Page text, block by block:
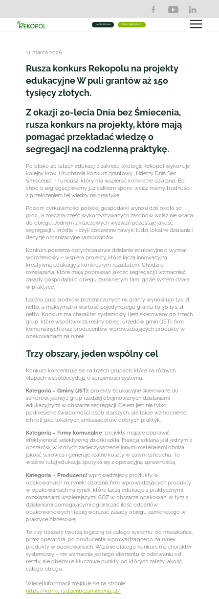
NAPISZ DO NAS STREFA WSPÓŁPRACY
11 marca 2026
Rusza konkurs Rekopolu na projekty
edukacyjne W puli grantów aż 150
tysięcy złotych.
Z okazji 20-lecia Dnia bez Śmiecenia,
rusza konkurs na projekty, które mają
pomagać przekładać wiedzę o
segregacji na codzienną praktykę.
Po blisko 20 latach edukacji z zakresu ekologii, Rekopol wykonuje
kolejny krok. Uruchamia konkurs grantowy „Liderzy Dnia Bez
Śmiecenia” – fundusz, który ma wspierać konkretne działania. Bo
choć o segregacji wiemy już całkiem sporo, wciąż mamy trudności
z przełożeniem tej wiedzy na praktykę.
Poziom cyrkularności polskiej gospodarki wynosi dziś około 10
proc., a znaczna część wykorzystywanych zasobów wciąż nie wraca
do obiegu. Jednym z kluczowych wyzwań pozostaje jakość
segregacji u źródła – czyli codzienne nawyki ludzi, lokalne działania i
decyzje organizacyjne samorządów.
Konkurs poszerza dotychczasowe działania edukacyjne o wymiar
wdrożeniowy – wspiera projekty, które łączą innowacyjną,
kreatywną edukację z konkretnym rezultatem. Chodzi o
rozwiązania, które mają poprawiać jakość segregacji i wzmacniać
zasady gospodarki o obiegu zamkniętym tam, gdzie system działa
w praktyce.
Łączna pula środków przeznaczonych na granty wynosi 150 tys. zł
netto, a maksymalna wartość pojedynczego grantu to 30 tys. zł
netto. Konkurs ma charakter systemowy i jest skierowany do trzech
grup, które współtworzą realny obieg: urzędów gmin (JST), firm
komunalnych oraz producentów wprowadzających produkty w
opakowaniach na rynek.
Trzy obszary, jeden wspólny cel
Konkurs koncentruje się na trzech grupach, które na różnych
etapach współdecydują o sprawności systemu.
Kategoria – Gminy (JST): projekty edukacyjne skierowane do
seniorów, jednej z grup rzadziej obejmowanych działaniami
edukacyjnymi w obszarze segregacji. Celem jest nie tylko
podniesienie świadomości osób starszych, ale także wzmocnienie
ich roli jako lokalnych ambasadorów dobrych praktyk.
Kategoria – Firmy komunalne: projekty mające poprawić
efektywność selektywnej zbiórki szkła. Frakcja szklana jest jednym z
obszarów, w których zanieczyszczenie innymi materiałami obniża
jakość surowca i generuje realne koszty w całym łańcuchu. To
właśnie tutaj edukacja spotyka się z operacyjną sprawnością.
Kategoria – Producenci wprowadzający produkty w
opakowaniach na rynek: działania firm wprowadzających produkty
w opakowaniach na rynek, które łączą edukację z praktycznymi
rozwiązaniami wspierającymi GOZ w obszarze opakowań, w tym z
działaniami pomagającymi ograniczać ilość odpadów
opakowaniowych i lepiej wdrażać zasady obiegu zamkniętego w
praktyce biznesowej.
Te trzy obszary tworzą logiczną oś całego systemu: od mieszkańca,
przez operatora, po producenta wprowadzającego na rynek
produkty w opakowaniach. Właśnie dlatego konkurs ma charakter
systemowy – nie wzmacnia jednego elementu w oderwaniu od
reszty, ale obejmuje kluczowe punkty, od których zależy jakość
całego obiegu.
Więcej inforrmacji znajduje się na stronie:
https://konkurs.dzienbezsmiecenia.pl/